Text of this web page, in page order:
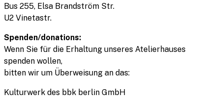
Bus 255, Elsa Brandström Str.
U2 Vinetastr.
Spenden/donations:
Wenn Sie für die Erhaltung unseres Atelierhauses
spenden wollen,
bitten wir um Überweisung an das:
Kulturwerk des bbk berlin GmbH